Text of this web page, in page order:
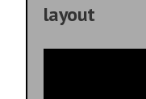
layout